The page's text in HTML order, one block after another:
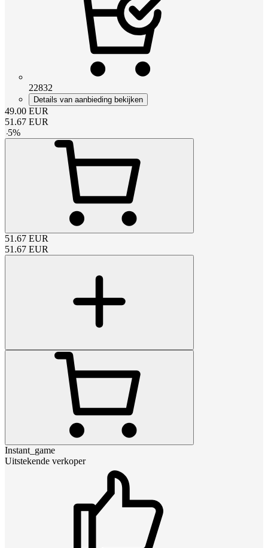
22832
Details van aanbieding bekijken
49.00 EUR
51.67 EUR
-5%
51.67 EUR
51.67 EUR
Instant_game
Uitstekende verkoper